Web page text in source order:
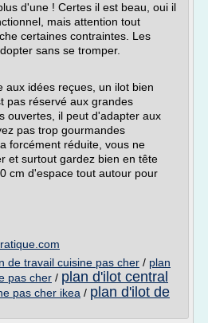
d'une ! Certes il est beau, oui il
mais attention tout
certaines contraintes. Les
sans se tromper.
aux idées reçues, un ilot bien
pas réservé aux grandes
ouvertes, il peut d'adapter aux
pas trop gourmandes
forcément réduite, vous ne
et surtout gardez bien en tête
cm d'espace tout autour pour
de travail cuisine pas cher / plan
pas cher / plan d'ilot central
pas cher ikea / plan d'ilot de